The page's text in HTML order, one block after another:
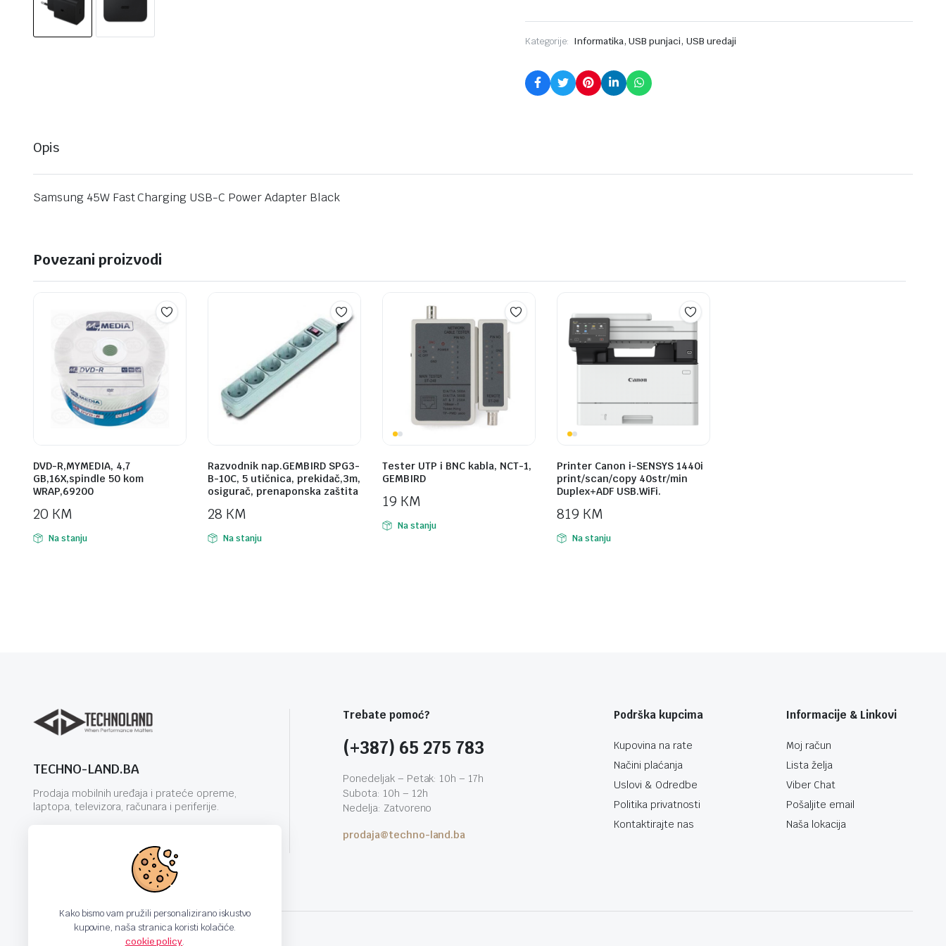
Kategorije: Informatika, USB punjaci, USB uredaji
Opis
Samsung 45W Fast Charging USB-C Power Adapter Black
Povezani proizvodi
DVD-R,MYMEDIA, 4,7
GB,16X,spindle 50 kom
WRAP,69200
20 KM
Na stanju
Razvodnik nap.GEMBIRD SPG3-
B-10C, 5 utičnica, prekidač,3m,
osigurač, prenaponska zaštita
28 KM
Na stanju
Tester UTP i BNC kabla, NCT-1,
GEMBIRD
19 KM
Na stanju
Printer Canon i-SENSYS 1440i
print/scan/copy 40str/min
Duplex+ADF USB.WiFi.
819 KM
Na stanju
TECHNO-LAND.BA
Prodaja mobilnih uređaja i prateće opreme,
laptopa, televizora, računara i periferije.
Trebate pomoć?
(+387) 65 275 783
Ponedeljak – Petak: 10h – 17h
Subota: 10h – 12h
Nedelja: Zatvoreno
prodaja@techno-land.ba
Podrška kupcima
Kupovina na rate
Načini plaćanja
Uslovi & Odredbe
Politika privatnosti
Kontaktirajte nas
Informacije & Linkovi
Moj račun
Lista želja
Viber Chat
Pošaljite email
Naša lokacija
Kako bismo vam pružili personalizirano iskustvo
kupovine, naša stranica koristi kolačiće.
cookie policy.